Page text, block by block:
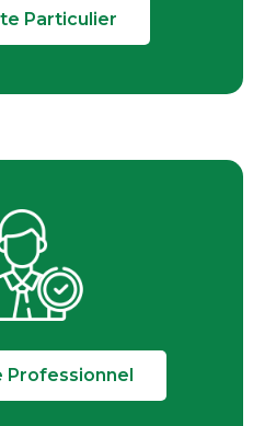
Particulier
Professionnel